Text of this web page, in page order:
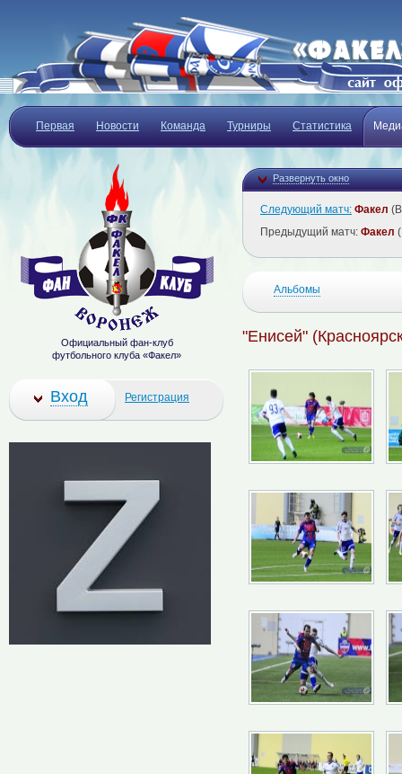
Первая Новости Команда Турниры Статистика
Развернуть окно
Следующий матч: Факел
Предыдущий матч: Факел
Альбомы
"Енисей"
Официальный фан-клуб
футбольного клуба «Факел»
Вход Регистрация